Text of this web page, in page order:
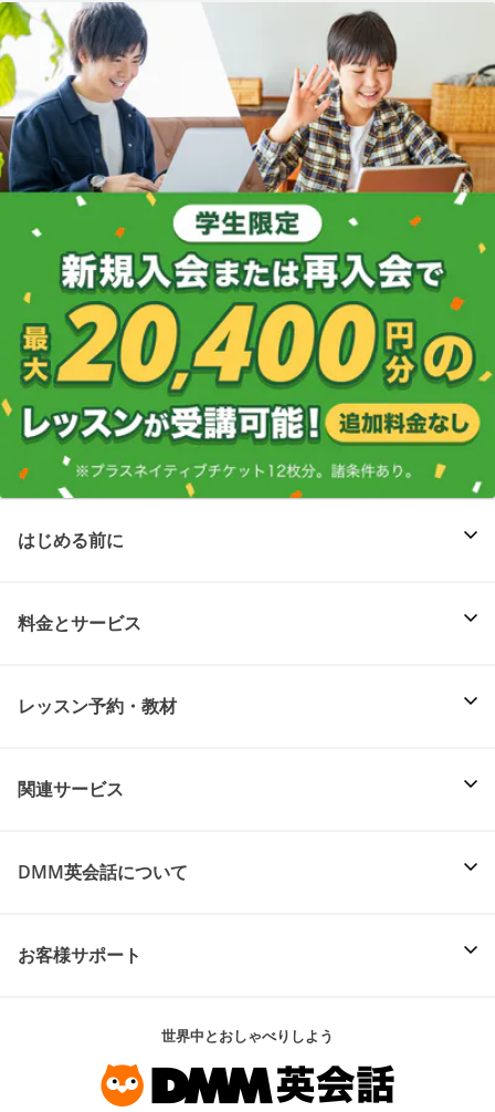
はじめる前に
料金とサービス
レッスン予約・教材
関連サービス
DMM英会話について
お客様サポート
世界中とおしゃべりしよう